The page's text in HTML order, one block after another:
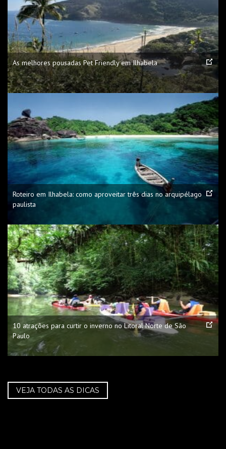
As melhores pousadas Pet Friendly em Ilhabela
Roteiro em Ilhabela: como aproveitar três dias no arquipélago
paulista
10 atrações para curtir o inverno no Litoral Norte de São
Paulo
VEJA TODAS AS DICAS